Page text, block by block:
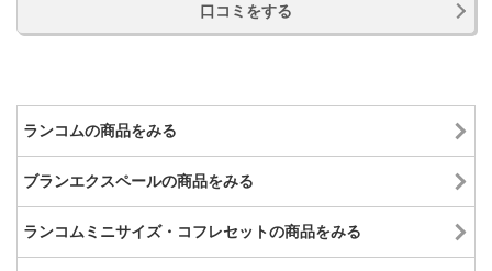
口コミをする
ランコムの商品をみる
ブランエクスペールの商品をみる
ランコムミニサイズ・コフレセットの商品をみる